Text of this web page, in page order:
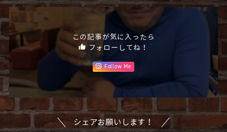
この記事が気に入ったら
フォローしてね！
Follow Me
シェアお願いします！